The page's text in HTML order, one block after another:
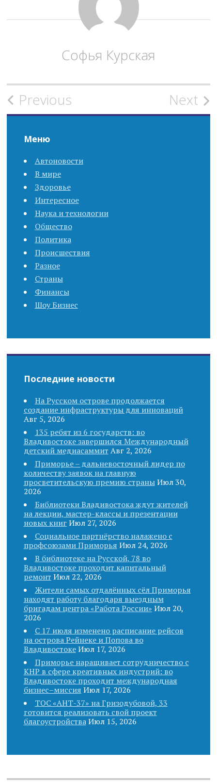
Софья Курская
P
i
Previous Next
Меню
Автоновости
В мире
Здоровье
Интересное
Наука и технологии
Общество
Политика
Происшествия
Разное
Страны
Финансы
Шоу Бизнес
Последние новости
На Русском острове продолжается
создание инфраструктуры для инноваций
Авг 5, 2026
135 ребят из 6 государств: во
Владивостоке завершился Международный
детский медиасаммит Авг 2, 2026
Приморье – дальневосточный лидер по
количеству заявок на главную
просветительскую премию страныИюл 30,
2026
Библиотеки Владивостока ждут жителей
на лекции, мастер-классы и презентации
новых книг Июл 27, 2026
Социальное партнёрство налажено с
профсоюзами Приморья Июл 24, 2026
В библиотеке на Русской, 78 во
Владивостоке проходит капитальный
ремонт Июл 22, 2026
Жители самых отдалённых сёл Приморья
находят работу благодаря выездным
бригадам центра «Работа России» Июл 20,
2026
С 17 июля изменено расписание рейсов
на острова Рейнеке и Попова во
ВладивостокеИюл 17, 2026
Приморье наращивает сотрудничество с
КНР в сфере креативных индустрий: во
Владивостоке проходит международная
бизнес–миссия Июл 17, 2026
ТОС «АНТ-37» на Гризодубовой, 33
готовится реализовать свой проект
благоустройстваИюл 15, 2026